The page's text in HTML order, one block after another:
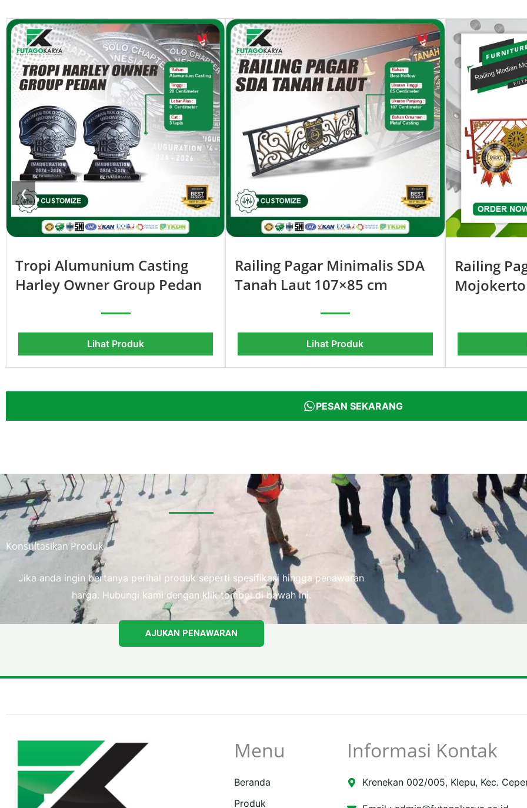
❮
Tropi Alumunium Casting
Harley Owner Group Pedan
Lihat Produk
Railing Pagar Minimalis SDA
Tanah Laut 107×85 cm
Lihat Produk
Railing
Mojokerto
PESAN SEKARANG
Konsultasikan Produk
Jika anda ingin bertanya perihal produk seperti spesifikasi hingga penawaran
harga. Hubungi kami dengan klik tombol di bawah ini.
AJUKAN PENAWARAN
Menu
Beranda
Produk
Informasi Kontak
Krenekan 002/005, Klepu, Kec.